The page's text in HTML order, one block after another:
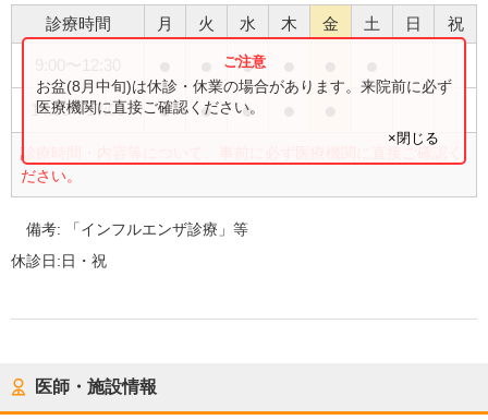
診療時間 月 火 水 木 金 土 日 祝
●
14:00〜17:00 ● ● ●
診療時間・内容等について、事前に必ず医療機関に直接ご確認く
ださい。
お盆(8月中旬)は休診・休業の場合があります。来院前に必ず
医療機関に直接ご確認ください。
×閉じる
備考:
「インフルエンザ診療」等
休診日:日・祝
医師・施設情報